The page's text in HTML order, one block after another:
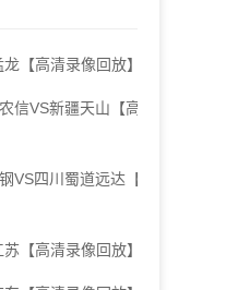
【高清录像回放】
信VS新疆天山【高清
VS四川蜀道远达【高
【高清录像回放】